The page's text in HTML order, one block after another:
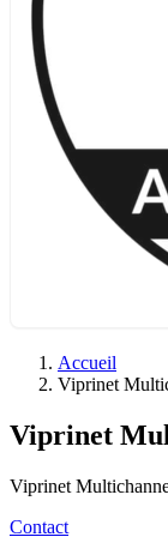
Accueil
Viprinet
Viprinet
Viprinet
Contact